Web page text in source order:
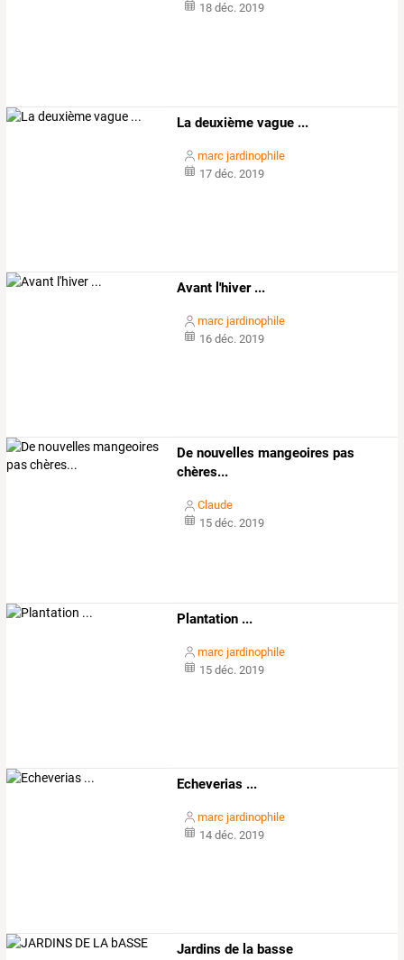
18 déc. 2019
La deuxième vague ...
marc jardinophile
17 déc. 2019
Avant l'hiver ...
marc jardinophile
16 déc. 2019
De nouvelles mangeoires pas
chères...
Claude
15 déc. 2019
Plantation ...
marc jardinophile
15 déc. 2019
Echeverias ...
marc jardinophile
14 déc. 2019
Jardins de la basse